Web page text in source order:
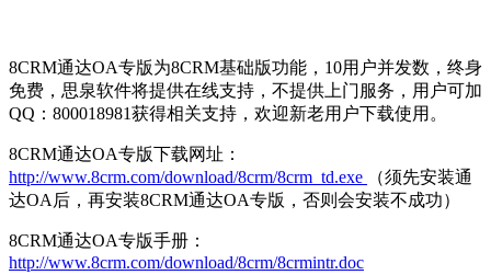
8CRM通达OA专版为8CRM基础版功能，10用户并发数，终身
免费，思泉软件将提供在线支持，不提供上门服务，用户可加
QQ：800018981获得相关支持，欢迎新老用户下载使用。
8CRM通达OA专版下载网址：
http://www.8crm.com/download/8crm/8crm_td.exe
（须先安装通
达OA后，再安装8CRM通达OA专版，否则会安装不成功）
8CRM通达OA专版手册：
http://www.8crm.com/download/8crm/8crmintr.doc